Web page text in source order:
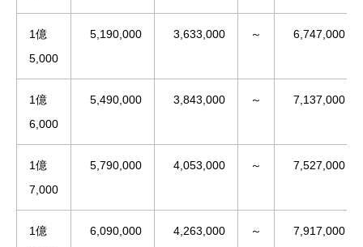
1億
5,000
5,190,000 3,633,000 ～ 6,747,000
1億
6,000
5,490,000 3,843,000 ～ 7,137,000
1億
7,000
5,790,000 4,053,000 ～ 7,527,000
1億
6,090,000 4,263,000 ～ 7,917,000